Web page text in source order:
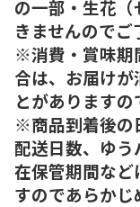
の一部・生花
きませんのでご
※消費・賞味期
合は、お届け
とがありますの
※商品到着後の
配送日数、ゆ
在保管期間など
すのであらかじ